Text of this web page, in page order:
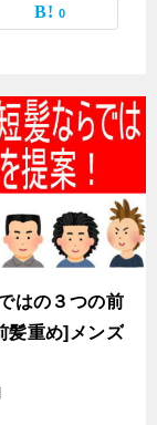
0
はの３つの前
髪重め]メンズ